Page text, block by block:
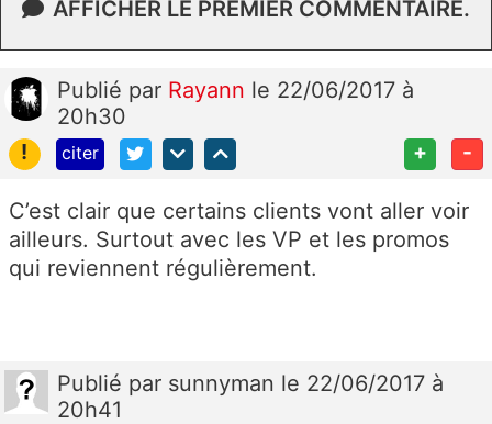
AFFICHER LE PREMIER COMMENTAIRE.
Publié par Rayann le 22/06/2017 à
20h30
!
citer + -
C’est clair que certains clients vont aller voir
ailleurs. Surtout avec les VP et les promos
qui reviennent régulièrement.
Publié par sunnyman le 22/06/2017 à
20h41